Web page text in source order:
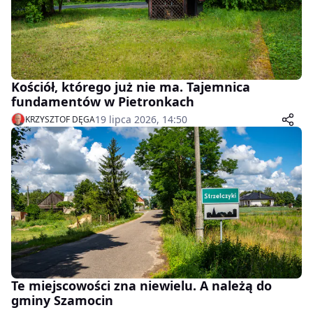
Kościół, którego już nie ma. Tajemnica
fundamentów w Pietronkach
KRZYSZTOF DĘGA19 lipca 2026, 14:50
Te miejscowości zna niewielu. A należą do
gminy Szamocin